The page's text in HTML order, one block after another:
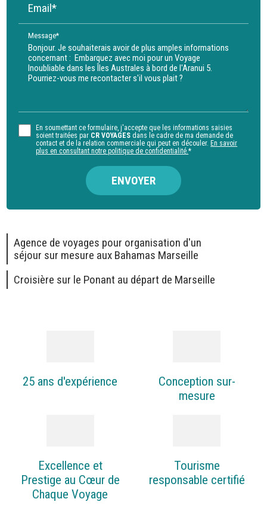
Email*
Message*
En soumettant ce formulaire, j'accepte que les informations saisies
soient traitées par CR VOYAGES dans le cadre de ma demande de
contact et de la relation commerciale qui peut en découler.En savoir
plus en consultant notre politique de confidentialité.*
Agence de voyages pour organisation d'un
séjour sur mesure aux Bahamas Marseille
Croisière sur le Ponant au départ de Marseille
25 ans d'expérience
Conception sur-
mesure
Excellence et
Prestige au Cœur de
Chaque Voyage
Tourisme
responsable certifié